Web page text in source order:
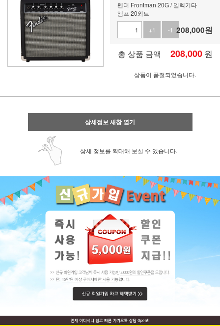
펜더 Frontman 20G / 일렉기타
앰프 20와트
+1
-1 208,000원
총 상품 금액 208,000 원
상품이 품절되었습니다.
상세정보 새창 열기
상세 정보를 확대해 보실 수 있습니다.